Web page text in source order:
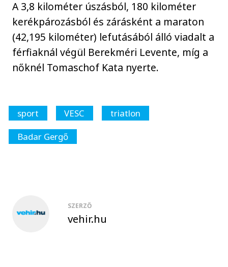
A 3,8 kilométer úszásból, 180 kilométer
kerékpározásból és zárásként a maraton
(42,195 kilométer) lefutásából álló viadalt a
férfiaknál végül Berekméri Levente, míg a
nőknél Tomaschof Kata nyerte.
sport VESC
triatlon
Badar Gergő
SZERZŐ
vehir.hu